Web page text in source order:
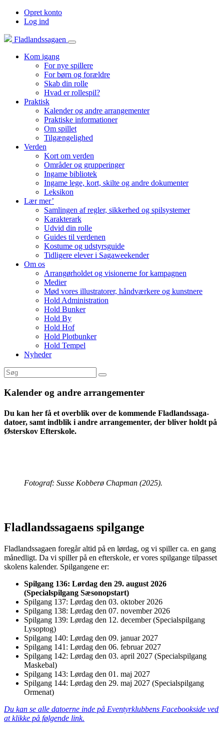
Opret konto
Log ind
Fladlandssagaen
Kom igang
For nye spillere
For børn og forældre
Skab din rolle
Hvad er rollespil?
Praktisk
Kalender og andre arrangementer
Praktiske informationer
Om spillet
Tilgængelighed
Verden
Kort om verden
Områder og grupperinger
Ingame bibliotek
Ingame lege, kort, skilte og andre dokumenter
Leksikon
Lær mer’
Samlingen af regler, sikkerhed og spilsystemer
Karakterark
Udvid din rolle
Guides til verdenen
Kostume og udstyrsguide
Tidligere elever i Sagaweekender
Om os
Arrangørholdet og visionerne for kampagnen
Medier
Mød vores illustratorer, håndværkere og kunstnere
Hold Administration
Hold Bunker
Hold By
Hold Hof
Hold Plotbunker
Hold Tempel
Nyheder
Kalender og andre arrangementer
Du kan her få et overblik over de kommende Fladlandssaga-
datoer, samt indblik i andre arrangementer, der bliver holdt på
Østerskov Efterskole.
Fotograf: Susse Kobberø Chapman (2025).
Fladlandssagaens spilgange
Fladlandssagaen foregår altid på en lørdag, og vi spiller ca. en gang
månedligt. Da vi spiller på en efterskole, er vores spilgange tilpasset
skolens kalender. Spilgangene er:
Spilgang 136: Lørdag den 29. august 2026
(Specialspilgang Sæsonopstart)
Spilgang 137: Lørdag den 03. oktober 2026
Spilgang 138: Lørdag den 07. november 2026
Spilgang 139: Lørdag den 12. december (Specialspilgang
Lysoptog)
Spilgang 140: Lørdag den 09. januar 2027
Spilgang 141: Lørdag den 06. februar 2027
Spilgang 142: Lørdag den 03. april 2027 (Specialspilgang
Maskebal)
Spilgang 143: Lørdag den 01. maj 2027
Spilgang 144: Lørdag den 29. maj 2027 (Specialspilgang
Ormenat)
Du kan se alle datoerne inde på Eventyrklubbens Facebookside ved
at klikke på følgende link.